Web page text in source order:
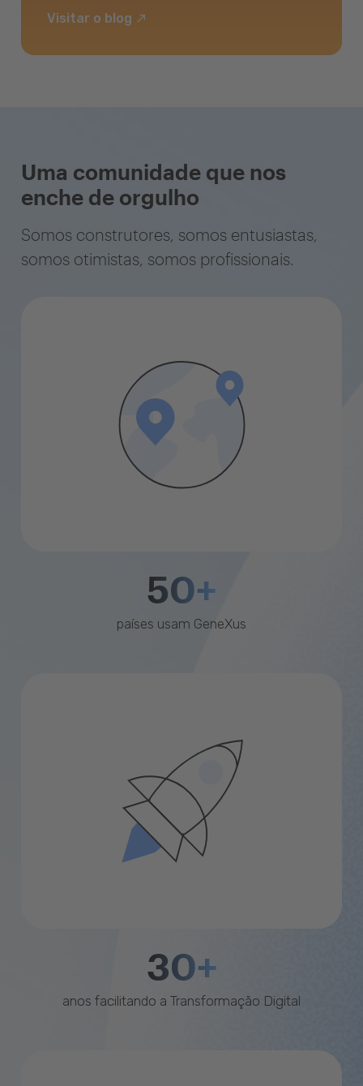
Visitar o blog
Uma comunidade que nos
enche de orgulho
Somos construtores, somos entusiastas,
somos otimistas, somos profissionais.
50+
países usam GeneXus
30+
anos facilitando a Transformação Digital